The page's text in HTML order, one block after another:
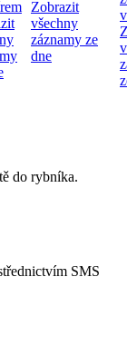
Zobrazit
všechny
záznamy ze
dne
do rybníka.
SMS